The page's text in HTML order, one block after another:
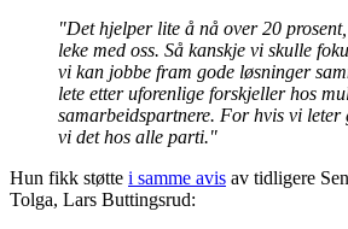
"Det hjelper lite å nå over 20
leke med oss. Så kanskje vi skulle
vi kan jobbe fram gode løsninger
lete etter uforenlige forskjeller hos
samarbeidspartnere. For hvis vi leter
vi det hos alle parti."
Hun fikk støtte i samme avis av tidligere
Tolga, Lars Buttingsrud: